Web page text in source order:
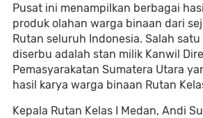
Pusat ini menampilkan berbagai
produk olahan warga binaan dari
Rutan seluruh Indonesia. Salah
diserbu adalah stan milik Kanwil
Pemasyarakatan Sumatera Utara
hasil karya warga binaan Rutan
Kepala Rutan Kelas I Medan, Andi